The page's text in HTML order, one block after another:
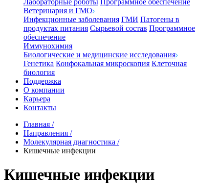
Лабораторные роботы Программное обеспечение
Ветеринария и ГМО
Инфекционные заболевания ГМИ Патогены в
продуктах питания Сырьевой состав Программное
обеспечение
Иммунохимия
Биологические и медицинские исследования
Генетика Конфокальная микроскопия Клеточная
биология
Поддержка
О компании
Карьера
Контакты
Главная /
Направления /
Молекулярная диагностика /
Кишечные инфекции
Кишечные инфекции